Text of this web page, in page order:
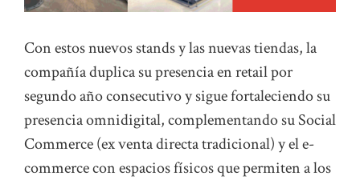
Con estos nuevos stands y las nuevas tiendas, la
compañía duplica su presencia en retail por
segundo año consecutivo y sigue fortaleciendo su
presencia omnidigital, complementando su Social
Commerce (ex venta directa tradicional) y el e-
commerce con espacios físicos que permiten a los